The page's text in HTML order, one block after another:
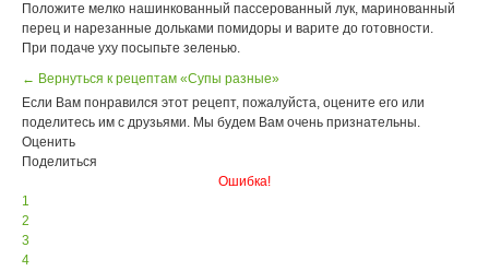
Положите мелко нашинкованный пассерованный лук, маринованный
перец и нарезанные дольками помидоры и варите до готовности.
При подаче уху посыпьте зеленью.
← Вернуться к рецептам «Супы разные»
Если Вам понравился этот рецепт, пожалуйста, оцените его или
поделитесь им с друзьями. Мы будем Вам очень признательны.
Оценить
Поделиться
Ошибка!
1
2
3
4